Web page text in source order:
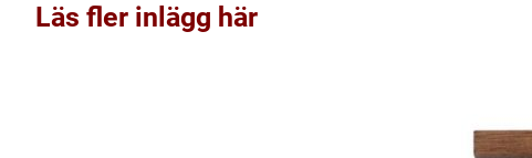
Läs fler inlägg här